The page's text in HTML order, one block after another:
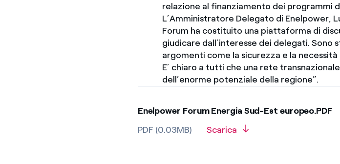
relazione al finanziamento dei programmi
L’Amministratore Delegato di Enelpower,
Forum ha costituito una piattaforma di
giudicare dall’interesse dei delegati. Sono
argomenti come la sicurezza e la
E’ chiaro a tutti che una rete
dell’enorme potenziale della regione”.
Enelpower Forum Energia Sud-Est europeo.PDF
PDF (0.03MB)
Scarica